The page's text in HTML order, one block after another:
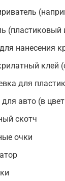
(пластиковый
нанесения
клей
для
для авто (в
скотч
очки